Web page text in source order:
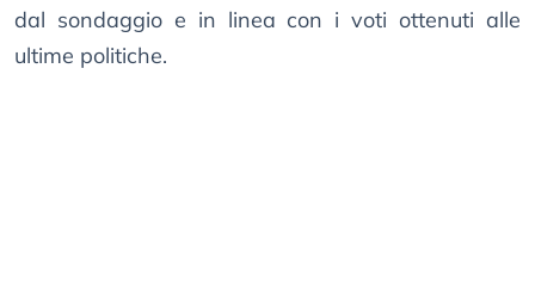
dal sondaggio e in linea con i voti ottenuti alle
ultime politiche.